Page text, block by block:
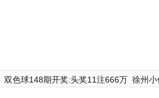
双色球148期开奖:头奖11注666万 徐州